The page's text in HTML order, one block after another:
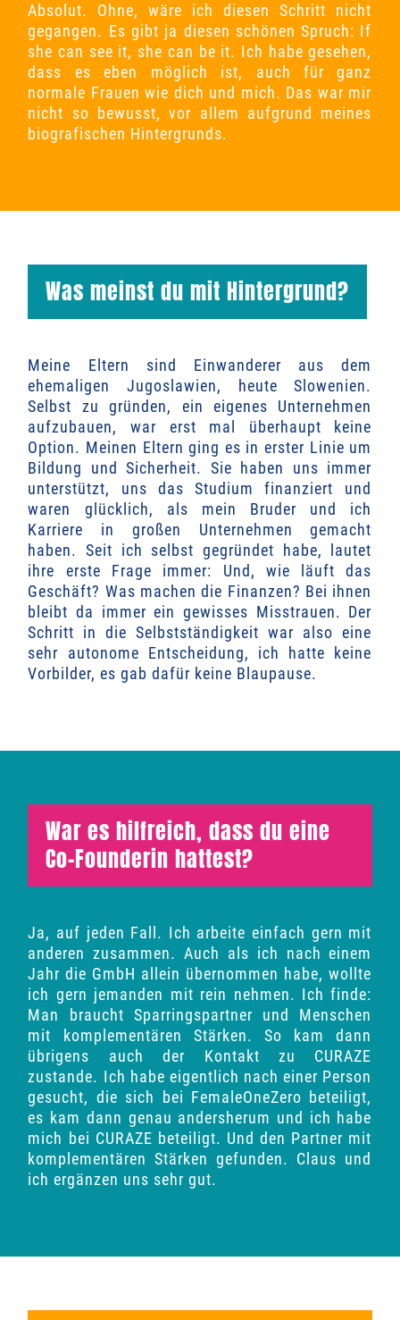
Absolut. Ohne, wäre ich diesen Schritt nicht
gegangen. Es gibt ja diesen schönen Spruch: If
she can see it, she can be it. Ich habe gesehen,
dass es eben möglich ist, auch für ganz
normale Frauen wie dich und mich. Das war mir
nicht so bewusst, vor allem aufgrund meines
biografischen Hintergrunds.
Was meinst du mit Hintergrund?
Meine Eltern sind Einwanderer aus dem
ehemaligen Jugoslawien, heute Slowenien.
Selbst zu gründen, ein eigenes Unternehmen
aufzubauen, war erst mal überhaupt keine
Option. Meinen Eltern ging es in erster Linie um
Bildung und Sicherheit. Sie haben uns immer
unterstützt, uns das Studiumfinanziert und
waren glücklich, als mein Bruder und ich
Karriere in großen Unternehmen gemacht
haben. Seit ich selbst gegründet habe, lautet
ihre erste Frage immer: Und, wie läuft das
Geschäft? Was machen die Finanzen? Bei ihnen
bleibt da immer ein gewisses Misstrauen. Der
Schritt in die Selbstständigkeit war also eine
sehr autonome Entscheidung, ich hatte keine
Vorbilder, es gab dafür keine Blaupause.
War es hilfreich, dass du eine
Co-Founderin hattest?
Ja, auf jeden Fall. Ich arbeite einfach gern mit
anderen zusammen. Auch als ich nach einem
Jahr die GmbH allein übernommen habe, wollte
ich gern jemanden mit rein nehmen. Ich finde:
Man braucht Sparringspartner und Menschen
mit komplementären Stärken. So kam dann
übrigens auch der Kontakt zu CURAZE
zustande. Ich habe eigentlich nach einer Person
gesucht, die sich bei FemaleOneZero beteiligt,
es kam dann genau andersherum und ich habe
mich bei CURAZE beteiligt. Und den Partner mit
komplementären Stärken gefunden. Claus und
ich ergänzen uns sehr gut.